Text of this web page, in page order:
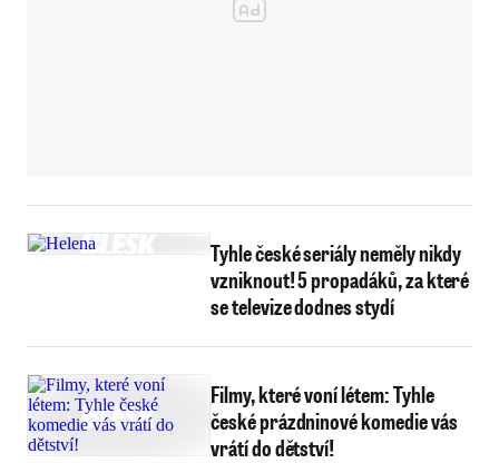
Tyhle české seriály neměly nikdy
vzniknout! 5 propadáků, za které
se televize dodnes stydí
Filmy, které voní létem: Tyhle
české prázdninové komedie vás
vrátí do dětství!